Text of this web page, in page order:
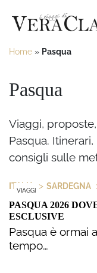
Home » Pasqua
Pasqua
Viaggi,
Pasqua.
consigli sulle
VIAGGI
ITALIA > SARDEGNA
PASQUA 2026
ESCLUSIVE
Pasqua è ormai
tempo…